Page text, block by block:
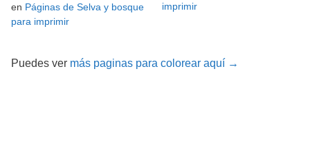
en Páginas de Selva y bosque
para imprimir
imprimir
Puedes ver más paginas para colorear aquí →